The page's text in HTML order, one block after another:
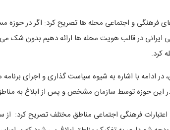
فرهنگی و اجتماعی محله ها تصریح کرد: اگر در
ایرانی در قالب هویت محله ها ارائه دهیم بدون شک می
کرد.
در ادامه با اشاره به شیوه سیاست گذاری و اجرای
این حوزه توسط سازمان مشخص و پس از ابلاغ به